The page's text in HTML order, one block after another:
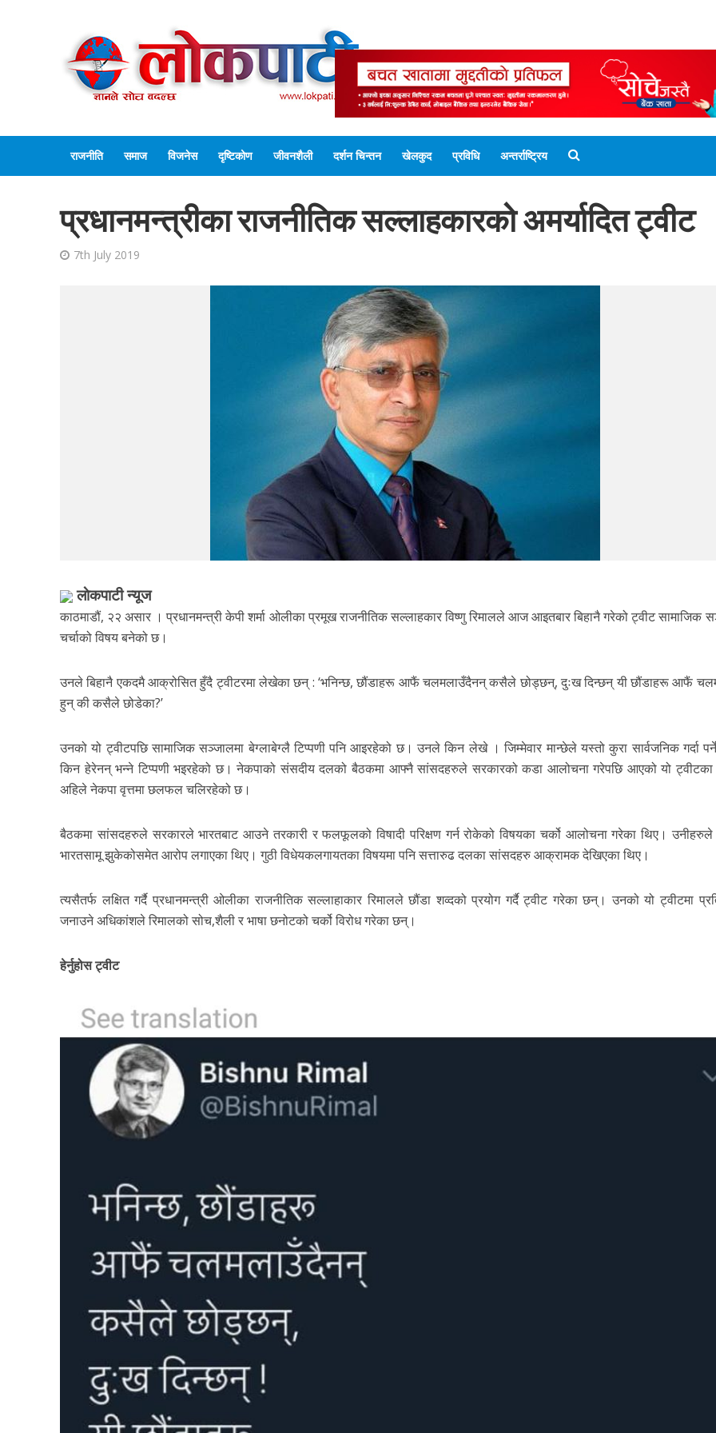
राजनीति समाज विजनेस दृष्टिकोण जीवनशैली दर्शन चिन्तन खेलकुद प्रविधि अन्तर्राष्ट्रिय
प्रधानमन्त्रीका राजनीतिक सल्लाहकारको अमर्यादित ट्वीट
7th July 2019
लाेकपाटी न्यूज
काठमाडौं, २२ असार । प्रधानमन्त्री केपी शर्मा ओलीका प्रमूख राजनीतिक सल्लाहकार विष्णु रिमालले आज आइतबार बिहानै गरेको ट्वीट सामाजिक
चर्चाको विषय बनेको छ।
उनले बिहानै एकदमै आक्रोसित हुँदै ट्वीटरमा लेखेका छन् : ‘भनिन्छ, छौंडाहरू आफैं चलमलाउँदैनन् कसैले छोड्छन्, दुःख दिन्छन् यी छौंडाहरू आफैं
हुन् की कसैले छोडेका?’
उनको यो ट्वीटपछि सामाजिक सञ्जालमा बेग्लाबेग्लै टिप्पणी पनि आइरहेको छ। उनले किन लेखे । जिम्मेवार मान्छेले यस्तो कुरा सार्वजनिक गर्दा
किन हेरेनन् भन्ने टिप्पणी भइरहेको छ। नेकपाको संसदीय दलको बैठकमा आफ्नै सांसदहरुले सरकारको कडा आलोचना गरेपछि आएको यो ट्वीटका
अहिले नेकपा वृत्तमा छलफल चलिरहेको छ।
बैठकमा सांसदहरुले सरकारले भारतबाट आउने तरकारी र फलफूलको विषादी परिक्षण गर्न रोकेको विषयका चर्को आलोचना गरेका थिए।
भारतसामू झुकेकोसमेत आरोप लगाएका थिए। गुठी विधेयकलगायतका विषयमा पनि सत्तारुढ दलका सांसदहरु आक्रामक देखिएका थिए।
त्यसैतर्फ लक्षित गर्दै प्रधानमन्त्री ओलीका राजनीतिक सल्लाहाकार रिमालले छौंडा शव्दको प्रयोग गर्दै ट्वीट गरेका छन्। उनको यो ट्वीटमा
जनाउने अधिकांशले रिमालको सोच,शैली र भाषा छनोटको चर्को विरोध गरेका छन्।
हेर्नुहोस ट्वीट